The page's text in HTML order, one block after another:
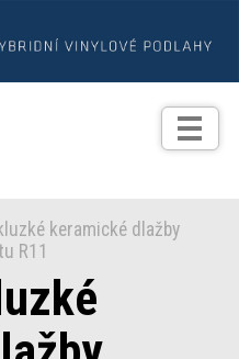
keramické dlažby
R11